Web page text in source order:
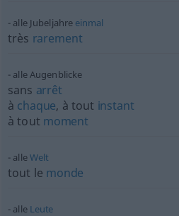
alle Jubeljahre einmal
très rarement
alle Augenblicke
sans arrêt
à chaque, à tout instant
à tout moment
alleWelt
tout le monde
alle Leute